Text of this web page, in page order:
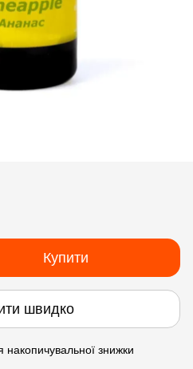
Купити
швидко
накопичувальної знижки